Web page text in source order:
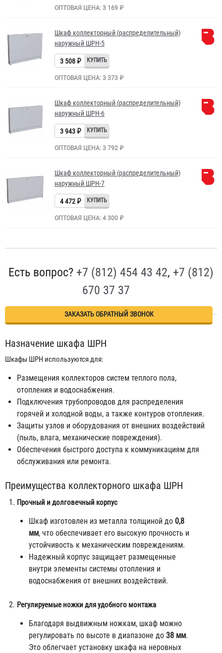
ОПТОВАЯ ЦЕНА: 3 169 ₽
Шкаф коллекторный (распределительный)
наружный ШРН-5
3 508 ₽
ОПТОВАЯ ЦЕНА: 3 373 ₽
Шкаф коллекторный (распределительный)
наружный ШРН-6
3 943 ₽
ОПТОВАЯ ЦЕНА: 3 792 ₽
Шкаф коллекторный (распределительный)
наружный ШРН-7
4 472 ₽
ОПТОВАЯ ЦЕНА: 4 300 ₽
Есть вопрос? +7 (812) 454 43 42, +7 (812)
670 37 37
ЗАКАЗАТЬ ОБРАТНЫЙ ЗВОНОК
Назначение шкафа ШРН
Шкафы ШРН используются для:
Размещения коллекторов систем теплого пола,
отопления и водоснабжения.
Подключения трубопроводов для распределения
горячей и холодной воды, а также контуров отопления.
Защиты узлов и оборудования от внешних воздействий
(пыль, влага, механические повреждения).
Обеспечения быстрого доступа к коммуникациям для
обслуживания или ремонта.
Преимущества коллекторного шкафа ШРН
Прочный и долговечный корпус
Шкаф изготовлен из металла толщиной до 0,8
мм, что обеспечивает его высокую прочность и
устойчивость к механическим повреждениям.
Надежный корпус защищает размещенные
внутри элементы системы отопления и
водоснабжения от внешних воздействий.
Регулируемые ножки для удобного монтажа
Благодаря выдвижным ножкам, шкаф можно
регулировать по высоте в диапазоне до 38 мм.
Это облегчает установку шкафа на неровных